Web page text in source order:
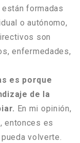
formadas
o autónomo,
son
enfermedades,
es porque
de la
En mi opinión,
entonces es
volverte.